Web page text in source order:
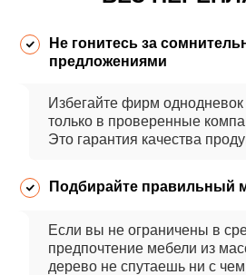
Не гонитесь за
предложениями
Избегайте фирм
только в проверенные
Это гарантия качества
Подбирайте правильный
Если вы не ограничены в
предпочтение мебели из
дерево не спутаешь ни с